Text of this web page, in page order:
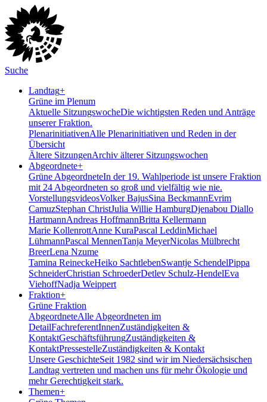
Suche
Landtag+
Grüne im Plenum
Aktuelle SitzungswocheDie wichtigsten Reden und Anträge
unserer Fraktion.
PlenarinitiativenAlle Plenarinitiativen und Reden in der
Übersicht
Ältere SitzungenArchiv älterer Sitzungswochen
Abgeordnete+
Grüne AbgeordneteIn der 19. Wahlperiode ist unsere Fraktion
mit 24 Abgeordneten so groß und vielfältig wie nie.
VorstellungsvideosVolker BajusSina BeckmannEvrim
CamuzStephan ChristJulia Willie HamburgDjenabou Diallo
HartmannAndreas HoffmannBritta Kellermann
Marie KollenrottAnne KuraPascal LeddinMichael
LühmannPascal MennenTanja MeyerNicolas Mülbrecht
BreerLena Nzume
Tamina ReineckeHeiko SachtlebenSwantje SchendelPippa
SchneiderChristian SchroederDetlev Schulz-HendelEva
ViehoffNadja Weippert
Fraktion+
Grüne Fraktion
AbgeordneteAlle Abgeordneten im
DetailFachreferentInnenZuständigkeiten &
KontaktGeschäftsführungZuständigkeiten &
KontaktPressestelleZuständigkeiten & Kontakt
Unsere GeschichteSeit 1982 sind wir im Nieder­sächsischen
Landtag vertreten und machen uns für mehr Ökologie und
mehr Gerechtigkeit stark.
Themen+